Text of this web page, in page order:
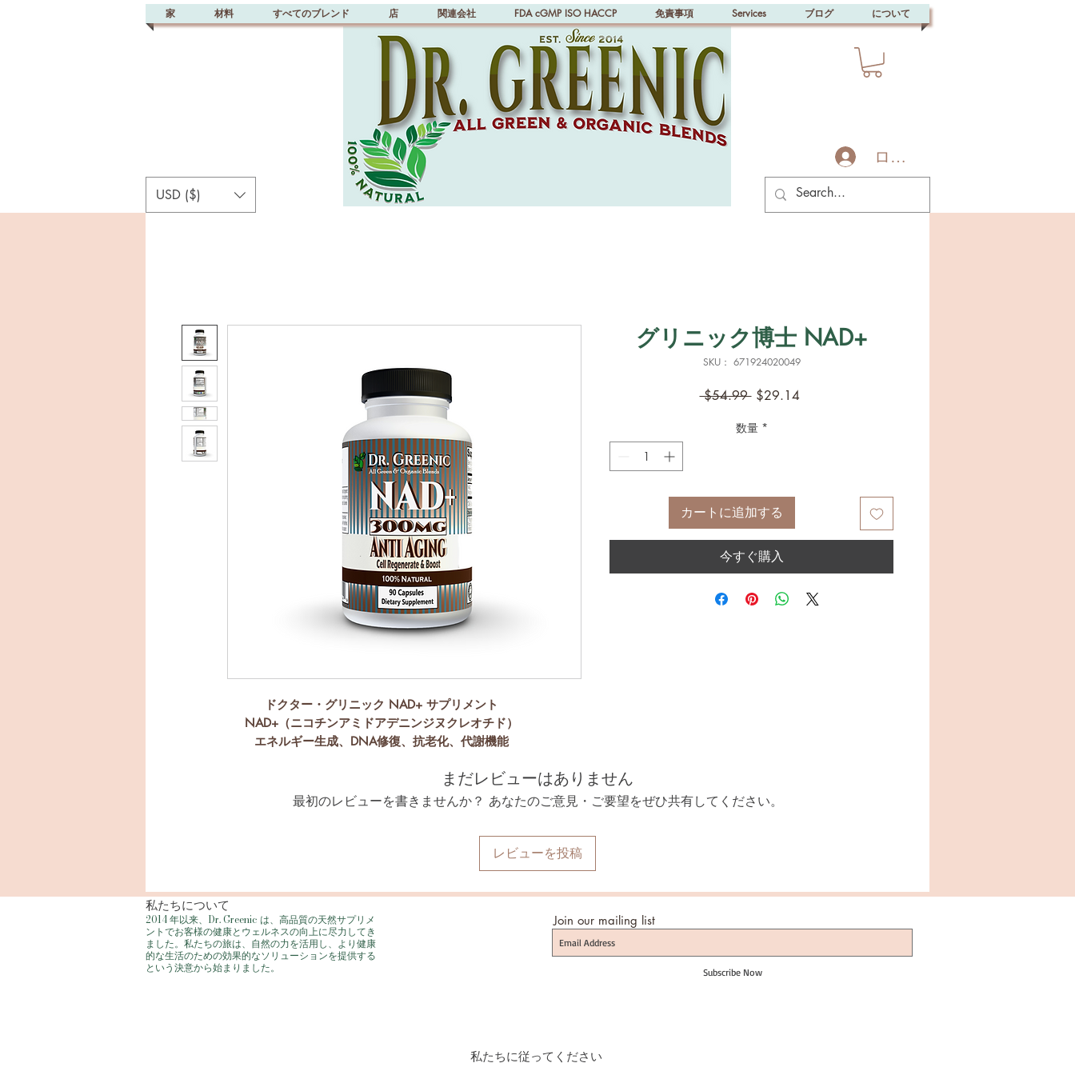
家 材料 すべてのブレンド 店 関連会社 FDA cGMP ISO HACCP 免責事項 Services ブログ について
USD ($)
ログイン
ドクター・グリニック NAD+ サプリメント
NAD+（ニコチンアミドアデニンジヌクレオチド）
エネルギー生成、DNA修復、抗老化、代謝機能
グリニック博士 NAD+
SKU： 671924020049
$54.99 通
価
$29.14セ
数量 *
カートに追加する
今すぐ購入
まだレビューはありません
最初のレビューを書きませんか？ あなたのご意見・ご要望をぜひ共有してください。
レビューを投稿
私たちについて
2014 年以来、Dr. Greenic は、高品質の天然サプリメ
ントでお客様の健康とウェルネスの向上に尽力してき
ました。私たちの旅は、自然の力を活用し、より健康
的な生活のための効果的なソリューションを提供する
という決意から始まりました。
Join our mailing list
Subscribe Now
私たちに従ってください